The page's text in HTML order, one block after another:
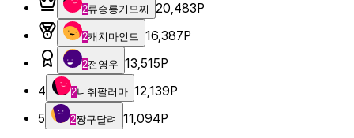
2류승룡기모찌 20,483P
2캐치마인드 16,387P
2전영우 13,515P
4
2니취팔러마 12,139P
5
2짱구달려 11,094P